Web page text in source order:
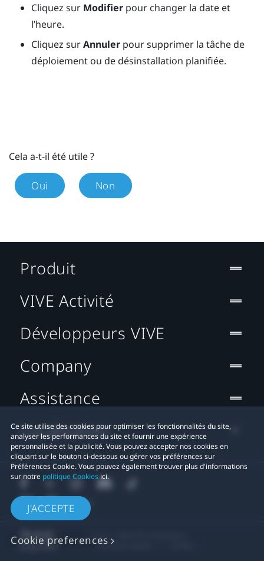
Cliquez sur Modifier pour changer la date et
l’heure.
Cliquez surAnnuler pour supprimer la tâche de
déploiement ou de désinstallation planifiée.
Cela a-t-il été utile ?
Oui Non
Ce site utilise des cookies pour optimiser les fonctionnalités du site,
analyser les performances du site et fournir une expérience
personnalisée et la publicité. Vous pouvez accepter nos cookies en
cliquant sur le bouton ci-dessous ou gérer vos préférences sur
Préférences Cookie. Vous pouvez également trouver plus d'informations
sur notre politique Cookiesici.
J'ACCEPTE
Cookie preferences
Produit
VIVE Activité
Développeurs VIVE
Company
Assistance
Localisation
Mentions Légales